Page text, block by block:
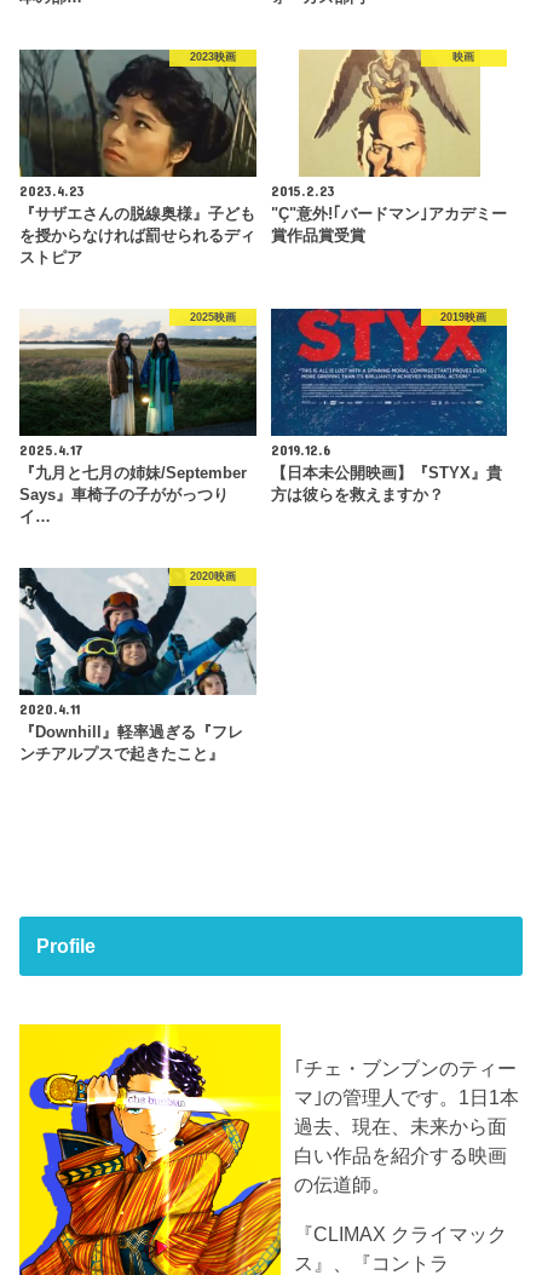
2023映画
2023.4.23
『サザエさんの脱線奥様』子ども
を授からなければ罰せられるディ
ストピア
映画
2015.2.23
"Ç"意外!｢バードマン｣アカデミー
賞作品賞受賞
2025映画
2025.4.17
『九月と七月の姉妹/September
Says』車椅子の子ががっつり
イ…
2019映画
2019.12.6
【日本未公開映画】『STYX』貴
方は彼らを救えますか？
2020映画
2020.4.11
『Downhill』軽率過ぎる『フレ
ンチアルプスで起きたこと』
Profile
｢チェ・ブンブンのティー
マ｣の管理人です。1日1本
過去、現在、未来から面
白い作品を紹介する映画
の伝道師。
『CLIMAX クライマック
ス』、『コントラ